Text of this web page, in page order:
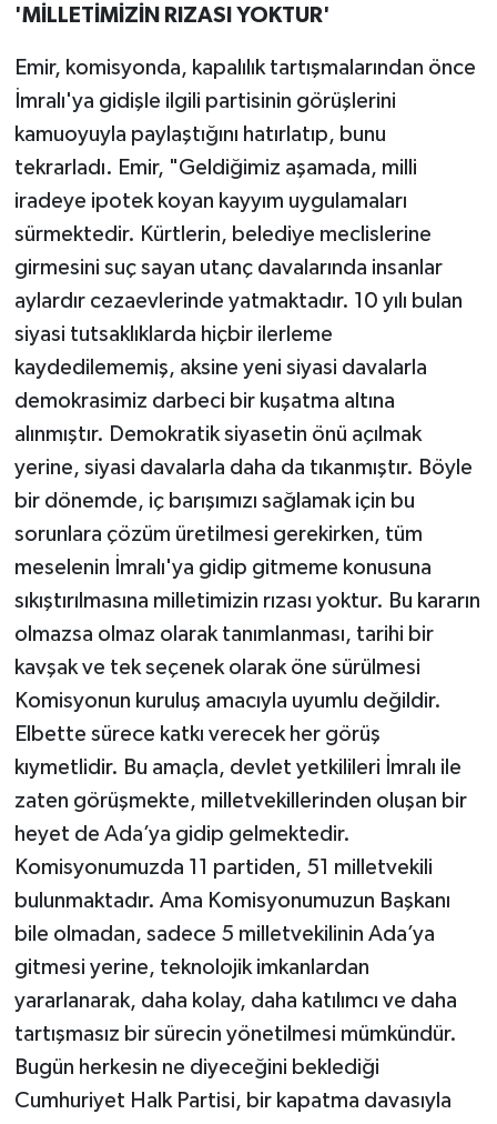
'MİLLETİMİZİN RIZASI YOKTUR'
Emir, komisyonda, kapalılık tartışmalarından önce
İmralı'ya gidişle ilgili partisinin görüşlerini
kamuoyuyla paylaştığını hatırlatıp, bunu
tekrarladı. Emir, "Geldiğimiz aşamada, milli
iradeye ipotek koyan kayyım uygulamaları
sürmektedir. Kürtlerin, belediye meclislerine
girmesini suç sayan utanç davalarında insanlar
aylardır cezaevlerinde yatmaktadır. 10 yılı bulan
siyasi tutsaklıklarda hiçbir ilerleme
kaydedilememiş, aksine yeni siyasi davalarla
demokrasimiz darbeci bir kuşatma altına
alınmıştır. Demokratik siyasetin önü açılmak
yerine, siyasi davalarla daha da tıkanmıştır. Böyle
bir dönemde, iç barışımızı sağlamak için bu
sorunlara çözüm üretilmesi gerekirken, tüm
meselenin İmralı'ya gidip gitmeme konusuna
sıkıştırılmasına milletimizin rızası yoktur. Bu kararın
olmazsa olmaz olarak tanımlanması, tarihi bir
kavşak ve tek seçenek olarak öne sürülmesi
Komisyonun kuruluş amacıyla uyumlu değildir.
Elbette sürece katkı verecek her görüş
kıymetlidir. Bu amaçla, devlet yetkilileri İmralı ile
zaten görüşmekte, milletvekillerinden oluşan bir
heyet de Ada’ya gidip gelmektedir.
Komisyonumuzda 11 partiden, 51 milletvekili
bulunmaktadır. Ama Komisyonumuzun Başkanı
bile olmadan, sadece 5 milletvekilinin Ada’ya
gitmesi yerine, teknolojik imkanlardan
yararlanarak, daha kolay, daha katılımcı ve daha
tartışmasız bir sürecin yönetilmesi mümkündür.
Bugün herkesin ne diyeceğini beklediği
Cumhuriyet Halk Partisi, bir kapatma davasıyla